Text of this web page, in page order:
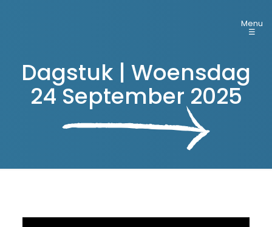
Menu
☰
Dagstuk | Woensdag
24 September 2025